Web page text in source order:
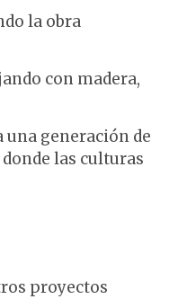
la obra
con madera,
generación de
las culturas
proyectos